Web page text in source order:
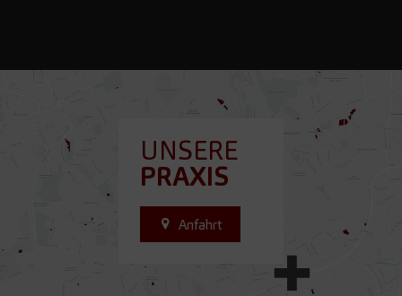
UNSERE
PRAXIS
Anfahrt